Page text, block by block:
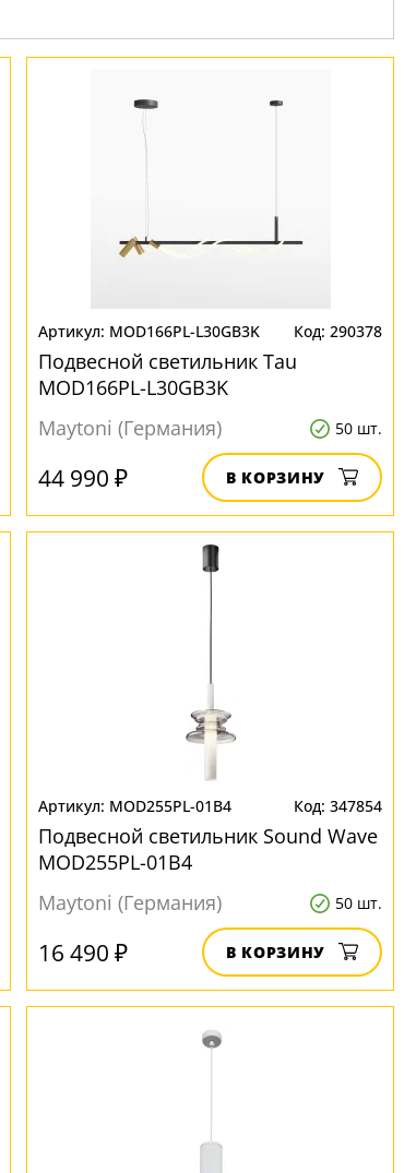
MOD166PL-L30GB3K 290378
Подвесной светильник Tau
MOD166PL-L30GB3K
Maytoni (Германия)
50 шт.
44 990 ₽ В КОРЗИНУ
MOD255PL-01B4 347854
Подвесной светильник Sound Wave
MOD255PL-01B4
Maytoni (Германия)
50 шт.
16 490 ₽ В КОРЗИНУ